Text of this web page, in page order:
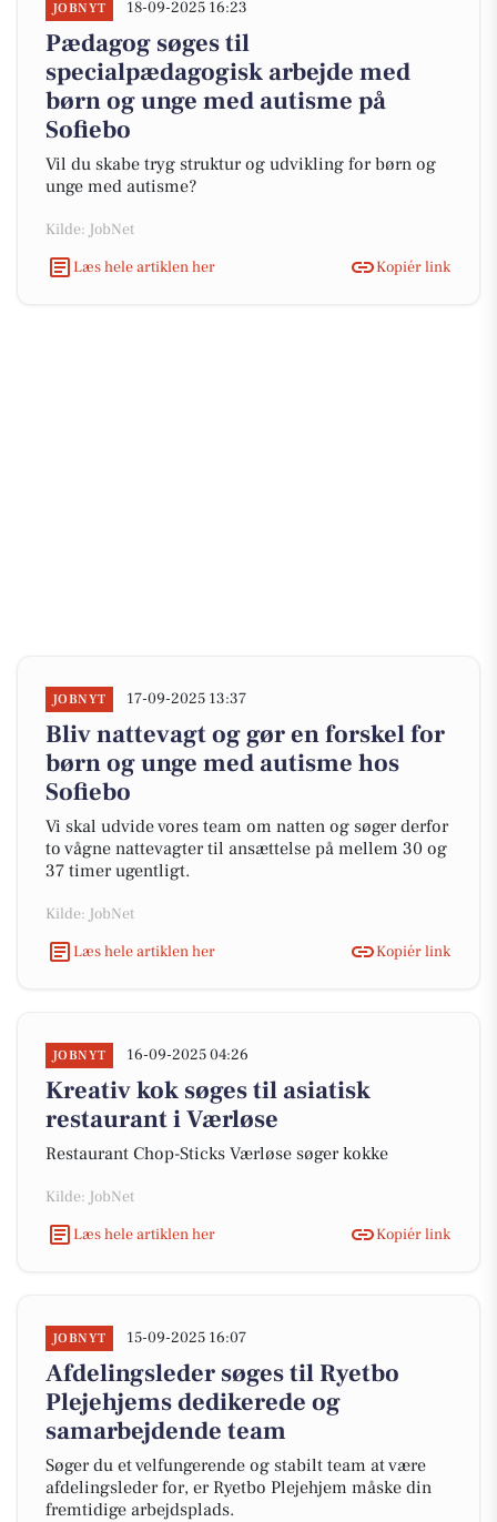
JOBNYT 18-09-2025 16:23
Pædagog søges til
specialpædagogisk arbejde med
børn og unge med autisme på
Sofiebo
Vil du skabe tryg struktur og udvikling for børn og
unge med autisme?
Kilde: JobNet
Læs hele artiklen her
Kopiér link
JOBNYT 17-09-2025 13:37
Bliv nattevagt og gør en forskel for
børn og unge med autisme hos
Sofiebo
Vi skal udvide vores team om natten og søger derfor
to vågne nattevagter til ansættelse på mellem 30 og
37 timer ugentligt.
Kilde: JobNet
Læs hele artiklen her
Kopiér link
JOBNYT 16-09-2025 04:26
Kreativ kok søges til asiatisk
restaurant i Værløse
Restaurant Chop-Sticks Værløse søger kokke
Kilde: JobNet
Læs hele artiklen her
Kopiér link
JOBNYT 15-09-2025 16:07
Afdelingsleder søges til Ryetbo
Plejehjems dedikerede og
samarbejdende team
Søger du et velfungerende og stabilt team at være
afdelingsleder for, er Ryetbo Plejehjem måske din
fremtidige arbejdsplads.